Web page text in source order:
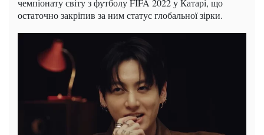
чемпіонату світу з футболу FIFA 2022 у Катарі, що
остаточно закріпив за ним статус глобальної зірки.